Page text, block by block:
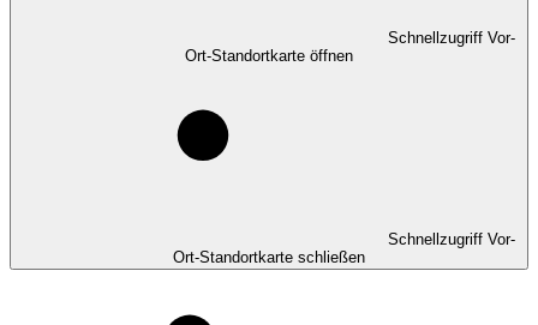
Schnellzugriff Vor-
Ort-Standortkarte öffnen
Schnellzugriff Vor-
Ort-Standortkarte schließen